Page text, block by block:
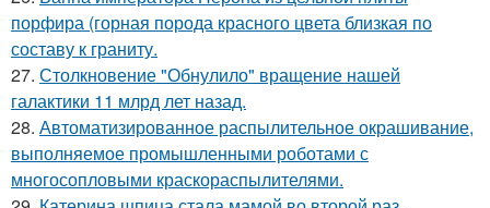
порфира (горная порода красного цвета близкая по
составу к граниту.
27. Столкновение "Обнулило" вращение нашей
галактики 11 млрд лет назад.
28. Автоматизированное распылительное окрашивание,
выполняемое промышленными роботами с
многосопловыми краскораспылителями.